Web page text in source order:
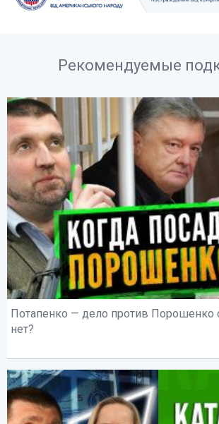
Рекомендуемые
Потапенко — дело против Порошенко
нет?